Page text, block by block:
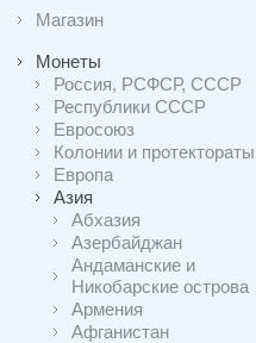
Магазин
Монеты
Россия, РСФСР, СССР
Республики СССР
Евросоюз
Колонии и протектораты
Европа
Азия
Абхазия
Азербайджан
Андаманские и
Никобарские острова
Армения
Афганистан